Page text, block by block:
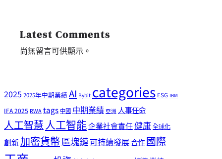
Latest Comments
尚無留言可供顯示。
20252025年中期業績AI Bybitcategories ESG IBM
IFA 2025 RWAtags 中國 中期業績 亞洲 人事任命
人工智慧人工智能企業社會責任健康全球化
創新加密貨幣區塊鏈可持續發展合作國際